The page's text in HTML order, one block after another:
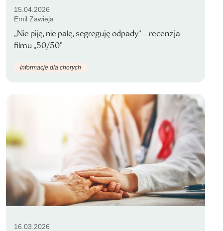
15.04.2026
Emil Zawieja
„Nie piję, nie palę, segreguję odpady” – recenzja
filmu „50/50”
Informacje dla chorych
16.03.2026